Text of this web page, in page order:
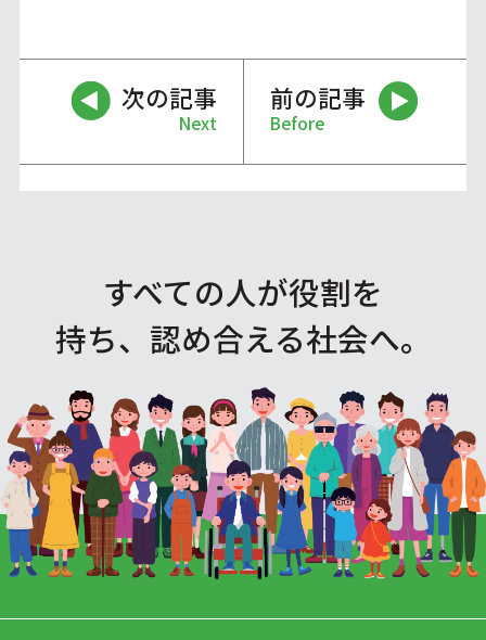
次の記事
Next
前の記事
Before
すべての人が役割を
持ち、認め合える社会へ。